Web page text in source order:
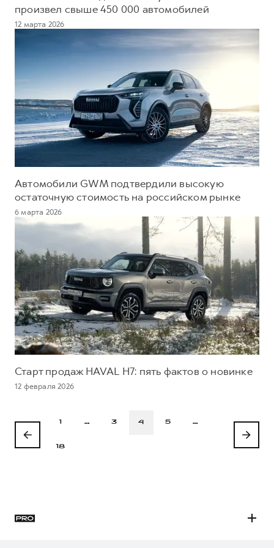
произвел свыше 450 000 автомобилей
12 марта 2026
Автомобили GWM подтвердили высокую
остаточную стоимость на российском рынке
6 марта 2026
Старт продаж HAVAL H7: пять фактов о новинке
12 февраля 2026
1 … 3 4 5 …
18